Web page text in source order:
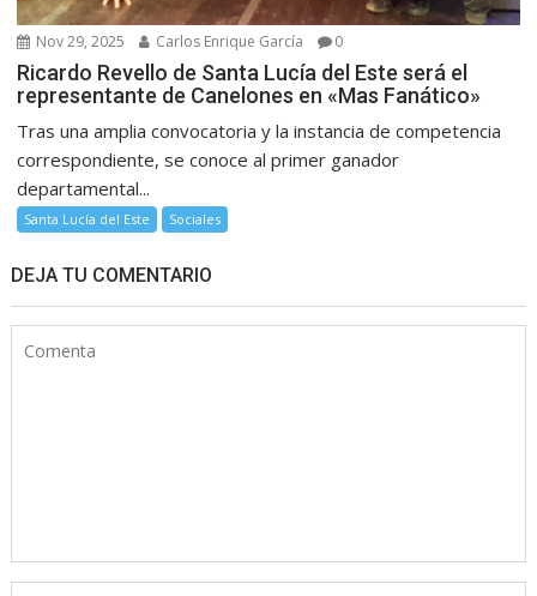
Nov 29, 2025 Carlos Enrique García 0
Ricardo Revello de Santa Lucía del Este será el
representante de Canelones en «Mas Fanático»
Tras una amplia convocatoria y la instancia de competencia
correspondiente, se conoce al primer ganador
departamental...
Santa Lucía del Este Sociales
DEJA TU COMENTARIO